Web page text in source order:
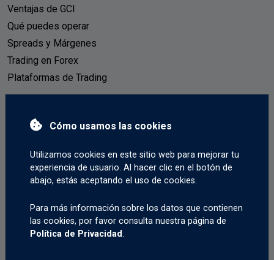
Cómo usamos las cookies
Utilizamos cookies en este sitio web para mejorar tu
experiencia de usuario. Al hacer clic en el botón de
abajo, estás aceptando el uso de cookies.
Para más información sobre los datos que contienen
las cookies, por favor consulta nuestra página de
Política de Privacidad.
Ventajas de GCI
Qué puedes operar
Spreads y Márgenes
Trading en Forex
Plataformas de Trading
Tu Cuenta
Cuentas Demo
Cómo depositar
Trading Móvil